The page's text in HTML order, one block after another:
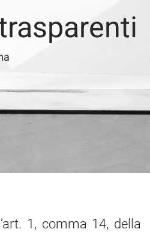
1, comma 14, della